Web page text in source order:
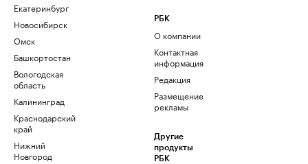
Екатеринбург
Новосибирск
Омск
Башкортостан
Вологодская
область
Калининград
Краснодарский
край
Нижний
Новгород
РБК
О компании
Контактная
информация
Редакция
Размещение
рекламы
Другие
продукты
РБК